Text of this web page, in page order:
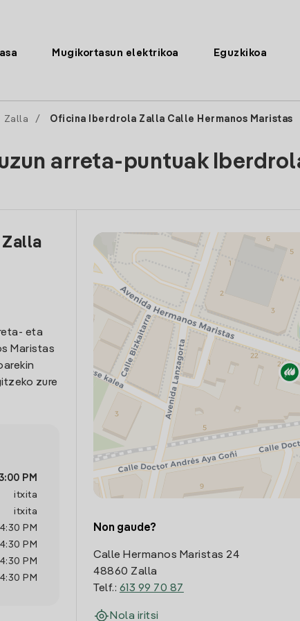
Mugikortasun elektrikoa Eguzkikoa
Zalla / Oficina Iberdrola Zalla Calle Hermanos Maristas
arreta-puntuak
eta
Maristas
zure
PM
itxita
itxita
4:30 PM
4:30 PM
4:30 PM
4:30 PM
Non gaude?
Calle Hermanos Maristas 24
48860 Zalla
Telf.: 613 99 70 87
Nola iritsi